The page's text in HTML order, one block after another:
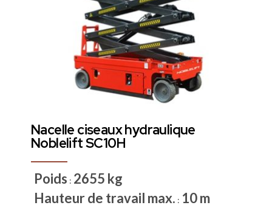
Nacelle ciseaux hydraulique
Noblelift SC10H
Poids : 2655 kg
Hauteur de travail max. : 10 m